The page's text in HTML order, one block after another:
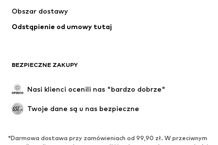
Obszar dostawy
Odstąpienie od umowy tutaj
BEZPIECZNE ZAKUPY
Nasi klienci ocenili nas "bardzo dobrze"
Twoje dane są u nas bezpieczne
*Darmowa dostawa przy zamówieniach od 99,90 zł. W przeciwnym